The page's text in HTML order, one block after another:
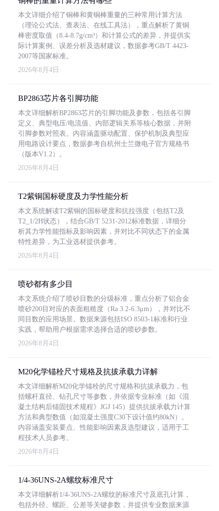
本文详细介绍了铜棒和黄铜棒重量的三种常用计算方法
（理论公式法、查表法、在线工具法），重点解析了黄铜
棒密度取值（8.4-8.7g/cm³）和计算公式的差异，并提供实
际计算案例、误差分析及选材建议，数据参考GB/T 4423-
2007等国家标准。
2026年8月4日
BP2863芯片各引脚功能
本文详细解析BP2863芯片的引脚功能及参数，包括各引脚
定义、典型电压/电流值、内部逻辑关系等核心数据，并附
引脚参数对照表。内容涵盖驱动配置、保护机制及典型应
用电路设计要点，数据参考自杭州士兰微电子官方规格书
（版本V1.2）。
2026年8月4日
T2紫铜国标硬度及力学性能分析
本文系统解读T2紫铜的国标硬度和抗拉强度（包括T2及
T2_1/2H状态），结合GB/T 5231-2012标准数据，详细分
析其力学性能指标及影响因素，并对比不同状态下的金属
特性差异，为工业选材提供参考。
2026年8月4日
喷砂都有多少目
本文系统介绍了喷砂目数的分级标准，重点分析了铝合金
喷砂200目对应的表面粗糙度（Ra 3.2-6.3μm），并对比不
同目数的应用场景。数据来源包括ISO 8503-1标准和行业
实践，帮助用户根据需求选择合适的喷砂参数。
2026年8月4日
M20化学锚栓尺寸规格及抗拔承载力详解
本文详细解析M20化学锚栓的尺寸规格和抗拔承载力，包
括螺杆直径、钻孔尺寸等参数，并依据专业标准（如《混
凝土结构后锚固技术规程》JGJ 145）提供抗拔承载力计算
方法和典型数值（如混凝土强度C30下设计值约80kN）。
内容涵盖安装要点、性能影响因素及选型建议，适用于工
程技术人员参考。
2026年8月4日
1/4-36UNS-2A螺纹标准尺寸
本文详细解析1/4-36UNS-2A螺纹的标准尺寸及底孔计算，
包括外径、螺距、公差等关键参数，并提供专业数据来源